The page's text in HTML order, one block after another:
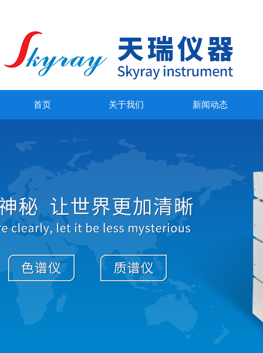
首页 关于我们 新闻动态